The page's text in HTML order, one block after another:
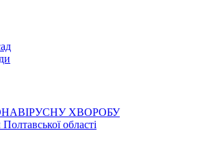
ХВОРОБУ
області